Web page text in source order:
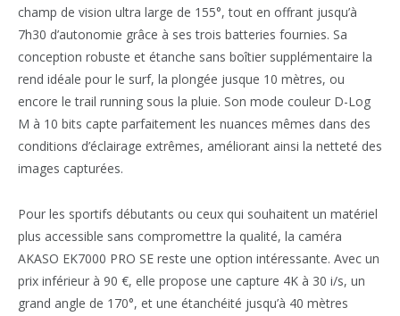
champ de vision ultra large de 155°, tout en offrant jusqu’à
7h30 d’autonomie grâce à ses trois batteries fournies. Sa
conception robuste et étanche sans boîtier supplémentaire la
rend idéale pour le surf, la plongée jusque 10 mètres, ou
encore le trail running sous la pluie. Son mode couleur D-Log
M à 10 bits capte parfaitement les nuances mêmes dans des
conditions d’éclairage extrêmes, améliorant ainsi la netteté des
images capturées.
Pour les sportifs débutants ou ceux qui souhaitent un matériel
plus accessible sans compromettre la qualité, la caméra
AKASO EK7000 PRO SE reste une option intéressante. Avec un
prix inférieur à 90 €, elle propose une capture 4K à 30 i/s, un
grand angle de 170°, et une étanchéité jusqu’à 40 mètres